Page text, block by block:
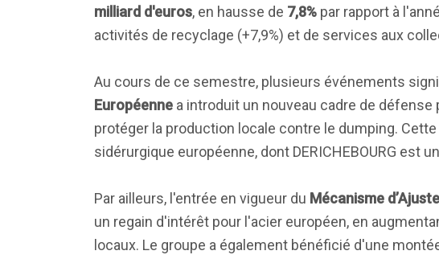
milliard d'euros, en hausse de 7,8% par rapport à
activités de recyclage (+7,9%) et de services aux
Au cours de ce semestre, plusieurs événements
Européenne a introduit un nouveau cadre de
protéger la production locale contre le dumping.
sidérurgique européenne, dont DERICHEBOURG est
Par ailleurs, l'entrée en vigueur du Mécanisme
un regain d'intérêt pour l'acier européen, en
locaux. Le groupe a également bénéficié d'une